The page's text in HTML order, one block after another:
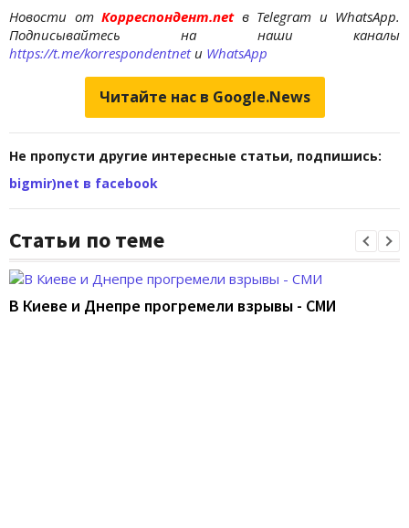
Новости отКорреспондент.net в Telegram и WhatsApp.
Подписывайтесь на наши каналы
https://t.me/korrespondentnetи WhatsApp
Читайте нас в Google.News
Не пропусти другие интересные статьи, подпишись:
bigmir)net в facebook
Статьи по теме
В Киеве и Днепре прогремели взрывы - СМИ